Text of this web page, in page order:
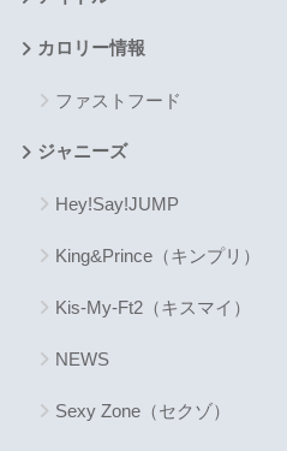
カロリー情報
ファストフード
ジャニーズ
Hey!Say!JUMP
King&Prince（キンプリ）
Kis-My-Ft2（キスマイ）
NEWS
Sexy Zone（セクゾ）